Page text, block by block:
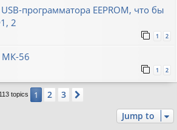
программатора EEPROM, что бы
2
1 2
МК-56
1 2
113 topics 1 2 3
Jump to